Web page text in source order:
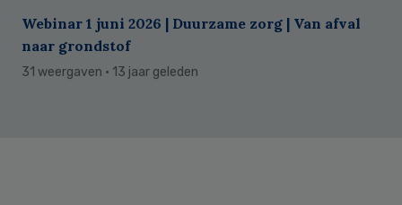
Webinar 1 juni 2026 | Duurzame zorg | Van afval
naar grondstof
31 weergaven · 13 jaar geleden